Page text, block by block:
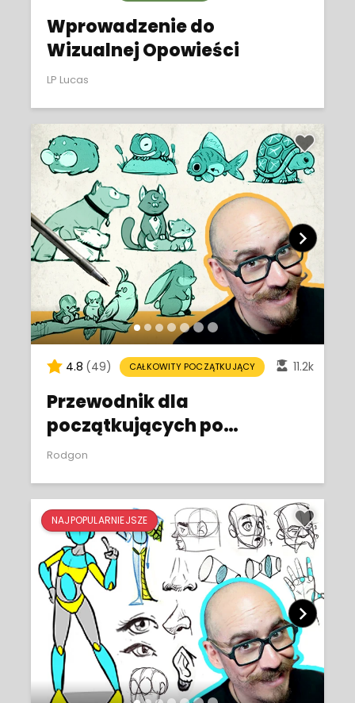
Wprowadzenie do
Wizualnej Opowieści
LP Lucas
4.8 (49) CAŁKOWITY POCZĄTKUJĄCY 11.2k
Przewodnik dla
początkujących po
rysowaniu zwierząt
Rodgon
NAJPOPULARNIEJSZE